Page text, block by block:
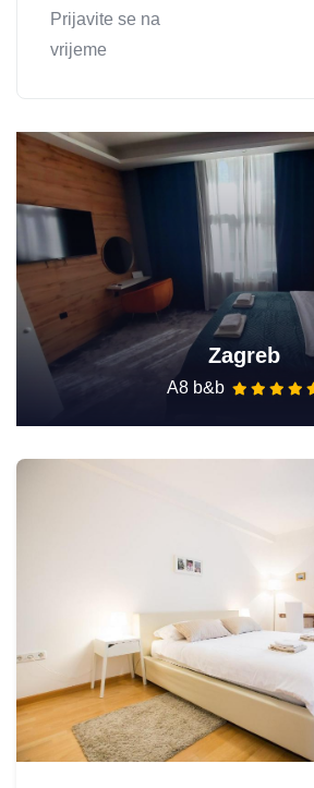
Prijavite se na
vrijeme
Zagreb
A8 b&b